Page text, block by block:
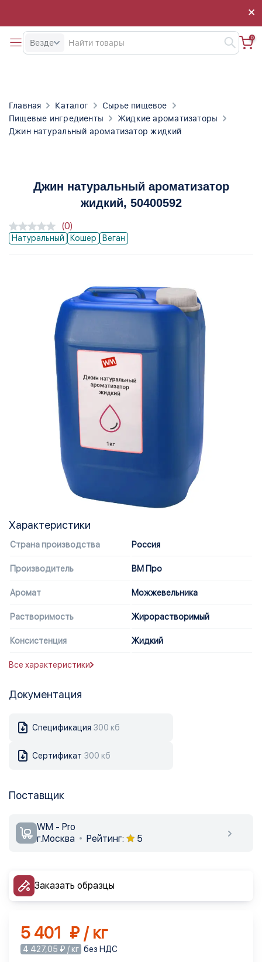
×
×
Везде
0
Главная Каталог
Сырье пищевое
Пищевые ингредиенты
Жидкие ароматизаторы
Джин натуральный ароматизатор жидкий
Джин натуральный ароматизатор
жидкий, 50400592
Натуральный Кошер Веган
(0)
Характеристики
Страна производства Россия
Производитель ВМ Про
Аромат Можжевельника
Растворимость Жирорастворимый
Консистенция Жидкий
Все характеристики
Документация
Спецификация 300 кб
Сертификат 300 кб
Поставщик
WM - Pro
г.Москва
Рейтинг: 5
Заказать образцы
5 401 ₽ / кг
4 427,05 ₽ / кг без НДС